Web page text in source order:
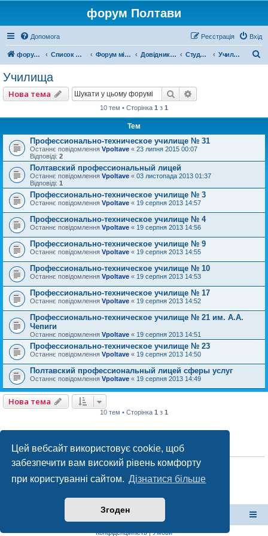
Цей вебсайт використовує cookie, щоб
забезпечити вам високий рівень комфорту
при користуванні сайтом. Дізнатися більше
Згоден
форум Полтави
Допомога Вхід
Реєстрація
форум Полтави Список форумів Форум міста Полтава Довідник Полтави Студентський форум Училища
Училища
Нова тема Пошук
10 тем • Сторінка 1 з 1
Тем
Профессионально-техническое училище № 31
Останнє повідомлення Vpoltave « 23 липня 2015 00:07
Відповіді: 2
Полтавский профессиональный лицей
Останнє повідомлення Vpoltave « 03 листопада 2013 01:37
Відповіді: 1
Профессионально-техническое училище № 3
Останнє повідомлення Vpoltave « 19 серпня 2013 14:57
Профессионально-техническое училище № 4
Останнє повідомлення Vpoltave « 19 серпня 2013 14:56
Профессионально-техническое училище № 9
Останнє повідомлення Vpoltave « 19 серпня 2013 14:55
Профессионально-техническое училище № 10
Останнє повідомлення Vpoltave « 19 серпня 2013 14:53
Профессионально-техническое училище № 17
Останнє повідомлення Vpoltave « 19 серпня 2013 14:52
Профессионально-техническое училище № 21 им. А.А.
Чепиги
Останнє повідомлення Vpoltave « 19 серпня 2013 14:51
Профессионально-техническое училище № 23
Останнє повідомлення Vpoltave « 19 серпня 2013 14:50
Полтавский профессиональный лицей сферы услуг
Останнє повідомлення Vpoltave « 19 серпня 2013 14:49
Нова тема
10 тем • Сторінка 1 з 1
ПРАВА ДОСТУПУ
Вине можетестворювати нові теми у цьому форумі
не можетередагувати ваші повідомлення у цьому форумі
додавати файли у цьому форумі
Список форумів
Конфіденційність|Умови